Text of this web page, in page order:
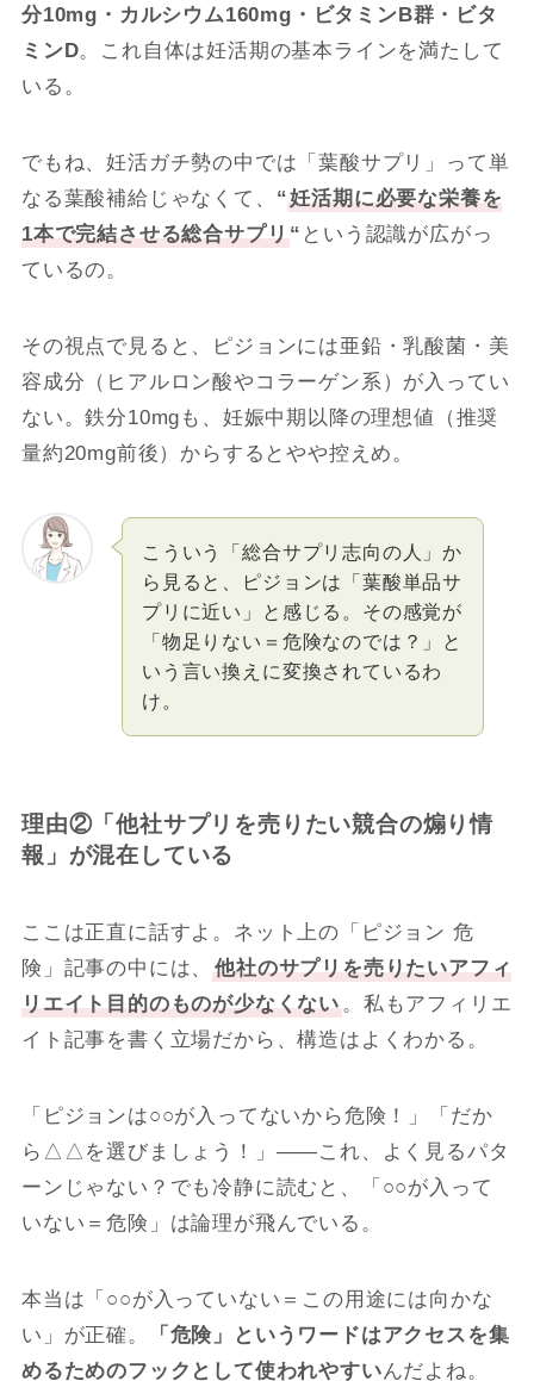
分10mg・カルシウム160mg・ビタミンB群・ビタ
ミンD。これ自体は妊活期の基本ラインを満たして
いる。
でもね、妊活ガチ勢の中では「葉酸サプリ」って単
なる葉酸補給じゃなくて、 “妊活期に必要な栄養を
1本で完結させる総合サプリ“ という認識が広がっ
ているの。
その視点で見ると、ピジョンには亜鉛・乳酸菌・美
容成分（ヒアルロン酸やコラーゲン系）が入ってい
ない。鉄分10mgも、妊娠中期以降の理想値（推奨
量約20mg前後）からするとやや控えめ。
こういう「総合サプリ志向の人」か
ら見ると、ピジョンは「葉酸単品サ
プリに近い」と感じる。その感覚が
「物足りない＝危険なのでは？」と
いう言い換えに変換されているわ
け。
理由②「他社サプリを売りたい競合の煽り情
報」が混在している
ここは正直に話すよ。ネット上の「ピジョン 危
険」記事の中には、他社のサプリを売りたいアフィ
リエイト目的のものが少なくない。私もアフィリエ
イト記事を書く立場だから、構造はよくわかる。
「ピジョンは○○が入ってないから危険！」「だか
ら△△を選びましょう！」――これ、よく見るパタ
ーンじゃない？でも冷静に読むと、「○○が入って
いない＝危険」は論理が飛んでいる。
本当は「○○が入っていない＝この用途には向かな
い」が正確。
「危険」というワードはアクセスを集
めるためのフックとして使われやすいんだよね。